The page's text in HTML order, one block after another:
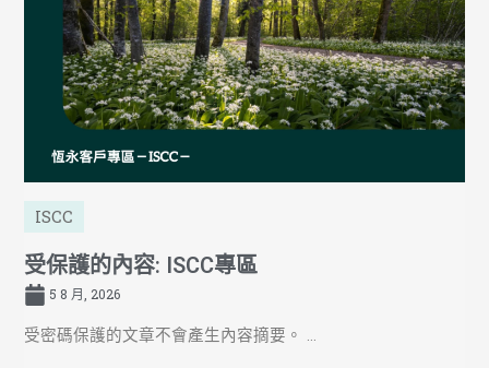
ISCC
受保護的內容: ISCC專區
5 8 月, 2026
受密碼保護的文章不會產生內容摘要。 ...